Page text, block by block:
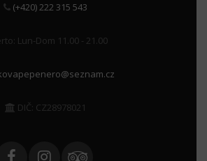
(+420) 222 315 543
Lun-Dom 11.00 - 21.00
DIČ: CZ28978021